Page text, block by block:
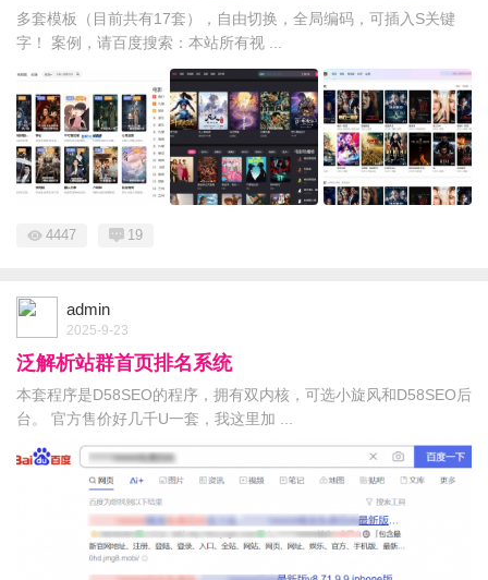
多套模板（目前共有17套），自由切换，全局编码，可插入S关键
字！ 案例，请百度搜索：本站所有视 ...
4447 19
admin
2025-9-23
泛解析站群首页排名系统
本套程序是D58SEO的程序，拥有双内核，可选小旋风和D58SEO后
台。 官方售价好几千U一套，我这里加 ...